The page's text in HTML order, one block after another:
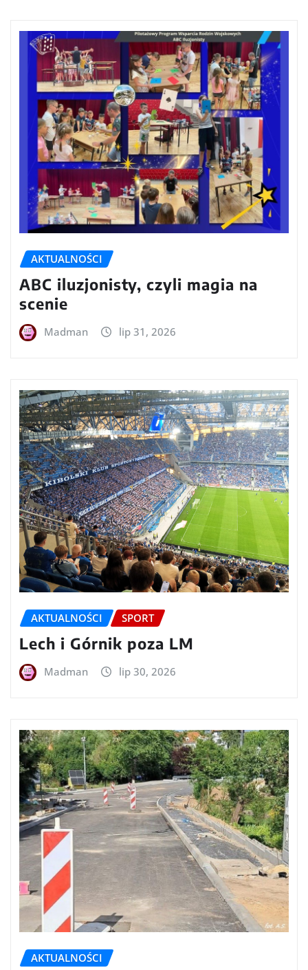
AKTUALNOŚCI
ABC iluzjonisty, czyli magia na
scenie
Madman lip 31, 2026
AKTUALNOŚCI SPORT
Lech i Górnik poza LM
Madman lip 30, 2026
AKTUALNOŚCI